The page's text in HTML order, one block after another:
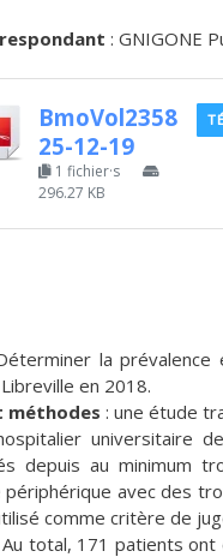
: GNIGONE
BmoVol2358
25-12-19
1 fichier·s
296.27 KB
la prévalence
en 2018.
méthodes : une étude
universitaire
depuis au minimum
périphérique avec des
comme critère de
Au total, 171 patients ont